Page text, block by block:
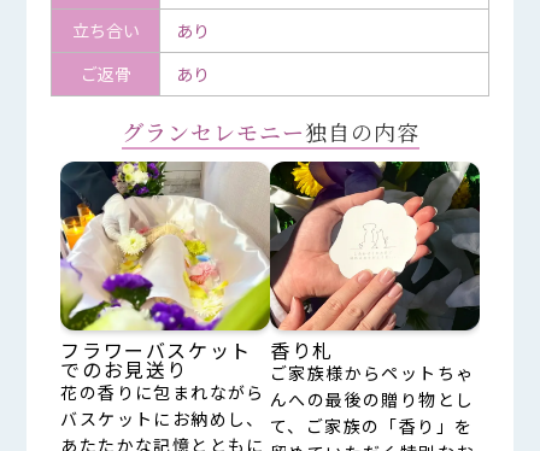
立ち合い
あり
ご返骨
あり
グランセレモニー独自の内容
フラワーバスケット
でのお見送り
花の香りに包まれながら
バスケットにお納めし、
あたたかな記憶とともに
香り札
ご家族様からペットちゃ
んへの最後の贈り物とし
て、ご家族の「香り」を